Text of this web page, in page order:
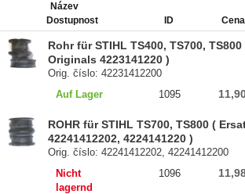
Název
Dostupnost
ID
Rohr für STIHL TS400, TS700,
Originals 4223141220 )
Orig. číslo: 42231412200
Auf Lager
1095
ROHR für STIHL TS700, TS800 (
42241412202, 4224141220 )
Orig. číslo: 42241412202, 42241412200
Nicht
lagernd
1096